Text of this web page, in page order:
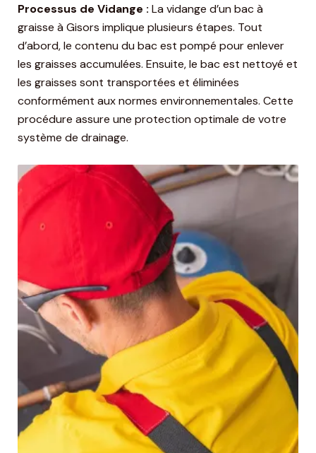
Processus de Vidange : La vidange d’un bac à
graisse à Gisors implique plusieurs étapes. Tout
d’abord, le contenu du bac est pompé pour enlever
les graisses accumulées. Ensuite, le bac est nettoyé et
les graisses sont transportées et éliminées
conformément aux normes environnementales. Cette
procédure assure une protection optimale de votre
système de drainage.